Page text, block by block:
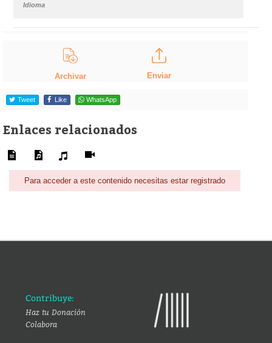
Idioma
Archivar Enviar
Tweet Like WhatsApp
Enlaces relacionados
Para acceder a este contenido necesitas estar registrado
Contribuye:
Haz tu Donación
Colabora